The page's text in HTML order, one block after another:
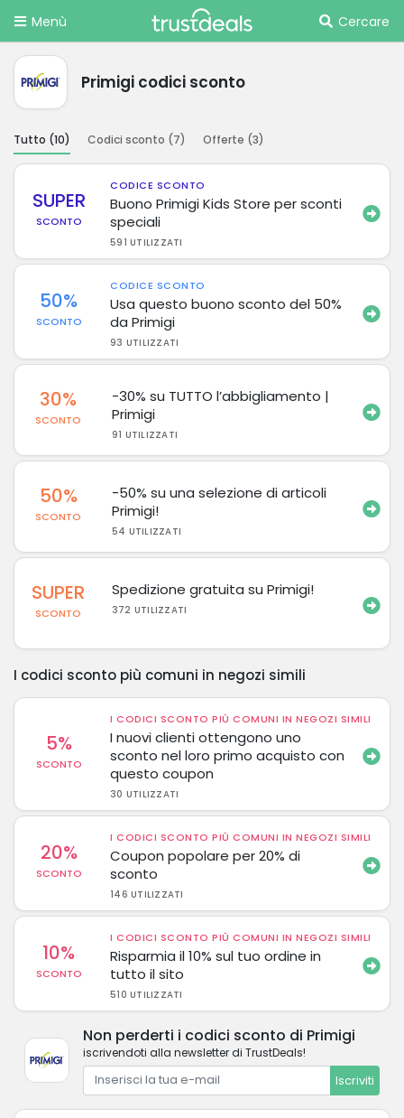
Menù Cercare
Primigi codici sconto
Tutto (10) Codici sconto (7) Offerte (3)
SUPER
SCONTO
CODICE SCONTO
Buono Primigi Kids Store per sconti
speciali
591 UTILIZZATI
50%
SCONTO
CODICE SCONTO
Usa questo buono sconto del 50%
da Primigi
93 UTILIZZATI
30%
SCONTO
-30% su TUTTO l’abbigliamento |
Primigi
91 UTILIZZATI
50%
SCONTO
-50% su una selezione di articoli
Primigi!
54 UTILIZZATI
SUPER
SCONTO
Spedizione gratuita su Primigi!
372 UTILIZZATI
I codici sconto più comuni in negozi simili
5%
SCONTO
I CODICI SCONTO PIÙ COMUNI IN NEGOZI SIMILI
I nuovi clienti ottengono uno
sconto nel loro primo acquisto con
questo coupon
30 UTILIZZATI
20%
SCONTO
I CODICI SCONTO PIÙ COMUNI IN NEGOZI SIMILI
Coupon popolare per 20% di
sconto
146 UTILIZZATI
10%
SCONTO
I CODICI SCONTO PIÙ COMUNI IN NEGOZI SIMILI
Risparmia il 10% sul tuo ordine in
tutto il sito
510 UTILIZZATI
Non perderti i codici sconto di Primigi
iscrivendoti alla newsletter di TrustDeals!
Iscriviti